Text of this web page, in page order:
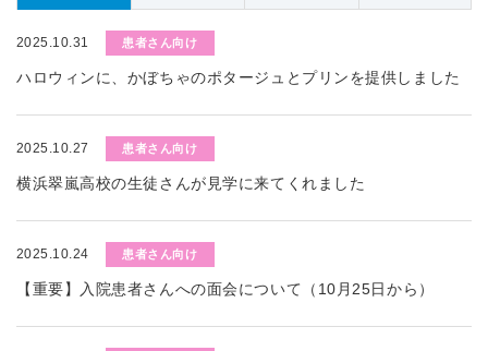
2025.10.31 患者さん向け
ハロウィンに、かぼちゃのポタージュとプリンを提供しました
2025.10.27 患者さん向け
横浜翠嵐高校の生徒さんが見学に来てくれました
2025.10.24 患者さん向け
【重要】入院患者さんへの面会について（10月25日から）